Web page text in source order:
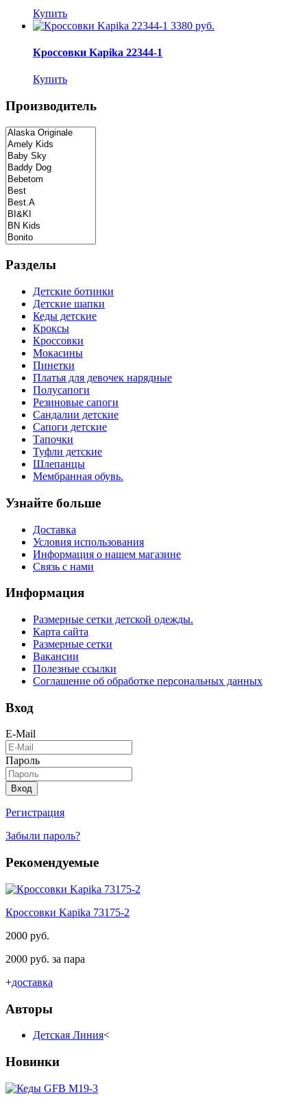
Купить
3380 руб.
Кроссовки Kapika 22344-1
Купить
Производитель
Разделы
Детские ботинки
Детские шапки
Кеды детские
Кроксы
Кроссовки
Мокасины
Пинетки
Платья для девочек нарядные
Полусапоги
Резиновые сапоги
Сандалии детские
Сапоги детские
Тапочки
Туфли детские
Шлепанцы
Мембранная обувь.
Узнайте больше
Доставка
Условия использования
Информация о нашем магазине
Связь с нами
Информация
Размерные сетки детской одежды.
Карта сайта
Размерные сетки
Вакансии
Полезные ссылки
Соглашение об обработке персональных данных
Вход
E-Mail
Пароль
Вход
Регистрация
Забыли пароль?
Рекомендуемые
Кроссовки Kapika 73175-2
2000 руб.
2000 руб. за пара
+доставка
Авторы
Детская Линия<
Новинки